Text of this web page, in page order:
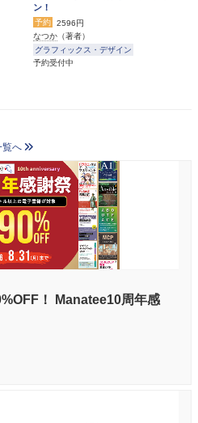
ン！
予約
2596円
なつか （著者）
グラフィックス・デザイン
予約受付中
覧へ
！ Manatee10周年感